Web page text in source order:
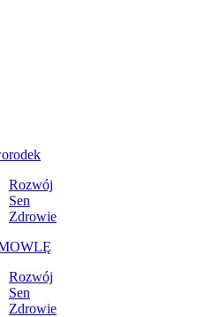
Rozwój
Sen
Zdrowie
Rozwój
Sen
Zdrowie